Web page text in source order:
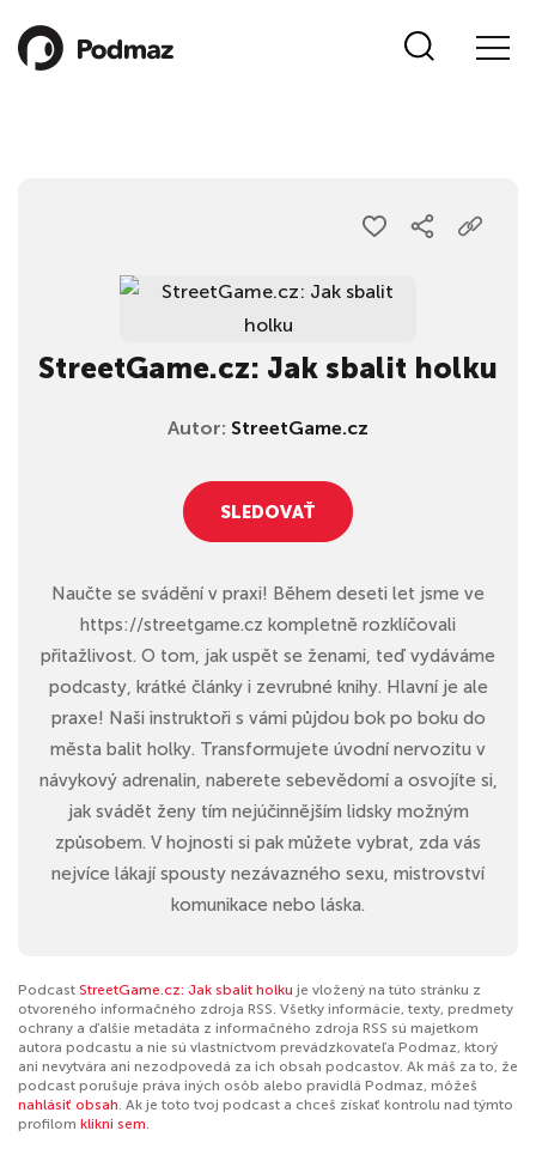
StreetGame.cz: Jak sbalit holku
Autor: StreetGame.cz
SLEDOVAŤ
Naučte se svádění v praxi! Během deseti let jsme ve
https://streetgame.cz kompletně rozklíčovali
přitažlivost. O tom, jak uspět se ženami, teď vydáváme
podcasty, krátké články i zevrubné knihy. Hlavní je ale
praxe! Naši instruktoři s vámi půjdou bok po boku do
města balit holky. Transformujete úvodní nervozitu v
návykový adrenalin, naberete sebevědomí a osvojíte si,
jak svádět ženy tím nejúčinnějším lidsky možným
způsobem. V hojnosti si pak můžete vybrat, zda vás
nejvíce lákají spousty nezávazného sexu, mistrovství
komunikace nebo láska.
Podcast StreetGame.cz: Jak sbalit holku je vložený na túto stránku z
otvoreného informačného zdroja RSS. Všetky informácie, texty, predmety
ochrany a ďalšie metadáta z informačného zdroja RSS sú majetkom
autora podcastu a nie sú vlastníctvom prevádzkovateľa Podmaz, ktorý
ani nevytvára ani nezodpovedá za ich obsah podcastov. Ak máš za to, že
podcast porušuje práva iných osôb alebo pravidlá Podmaz, môžeš
nahlásiť obsah. Ak je toto tvoj podcast a chceš získať kontrolu nad týmto
profilom klikni sem.